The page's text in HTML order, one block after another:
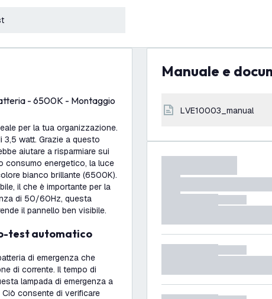
- 6500K - Montaggio
per la tua organizzazione.
3,5 watt. Grazie a questo
aiutare a risparmiare sui
consumo energetico, la luce
bianco brillante (6500K).
il che è importante per la
di 50/60Hz, questa
il pannello ben visibile.
test automatico
di emergenza che
di corrente. Il tempo di
lampada di emergenza a
consente di verificare
Manuale e
LVE10003_manual